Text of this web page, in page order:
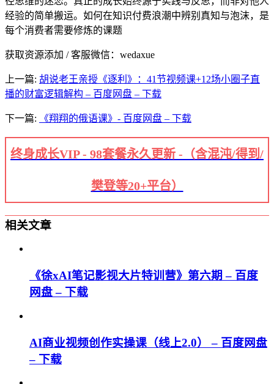
经验的简单搬运。如何在知识付费浪潮中辨别真知与泡沫，是
每个消费者需要修炼的课题
获取资源添加 / 客服微信：wedaxue
上一篇: 胡说老王亲授《逐利》：41节视频课+12场小圈子直
播的财富逻辑解构 – 百度网盘 – 下载
下一篇: 《翔翔的俄语课》- 百度网盘 – 下载
终身成长VIP - 98套餐永久更新 -（含混沌/得到/
樊登等20+平台）
相关文章
《徐xAI笔记影视大片特训营》第六期 – 百度
网盘 – 下载
AI商业视频创作实操课（线上2.0） – 百度网盘
– 下载